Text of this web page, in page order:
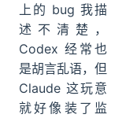
上的 bug 我描
述不清楚，
Codex 经常也
是胡言乱语，但
Claude 这玩意
就好像装了监